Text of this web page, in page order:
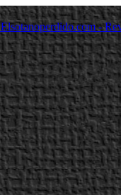
Elsotanoperdido.com -